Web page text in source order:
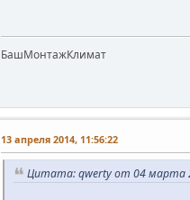
БашМонтажКлимат
13 апреля 2014, 11:56:22
Цитата: qwerty от 04 марта